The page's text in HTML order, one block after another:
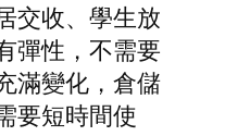
交收、學生放
彈性，不需要
滿變化，倉儲
要短時間使